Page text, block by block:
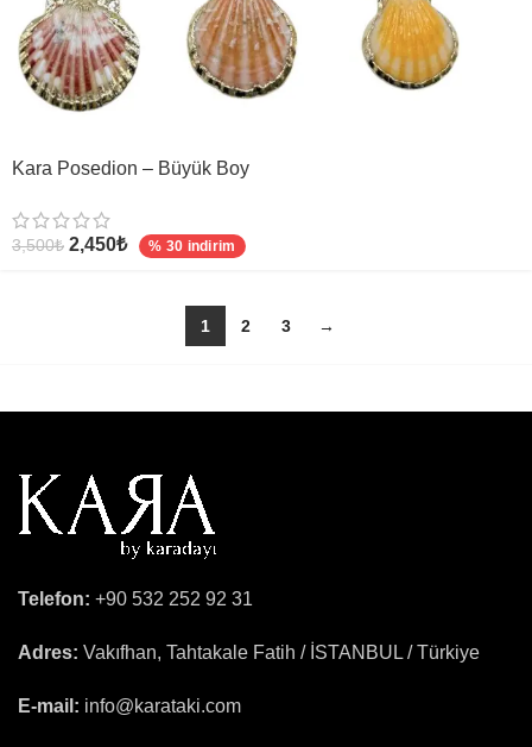
Kara Posedion – Büyük Boy
3,500₺ 2,450₺ % 30 indirim
1 2 3 →
Telefon: +90 532 252 92 31
Adres: Vakıfhan, Tahtakale Fatih / İSTANBUL / Türkiye
E-mail: info@karataki.com